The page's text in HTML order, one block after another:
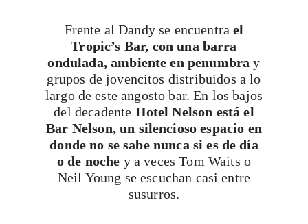
Frente al Dandy se encuentrael
Tropic’s Bar, con una barra
ondulada, ambiente en penumbray
grupos de jovencitos distribuidos a lo
largo de este angosto bar. En los bajos
del decadente Hotel Nelson está el
Bar Nelson, un silencioso espacio en
donde no se sabe nunca si es de día
o de noche y a veces Tom Waits o
Neil Young se escuchan casi entre
susurros.